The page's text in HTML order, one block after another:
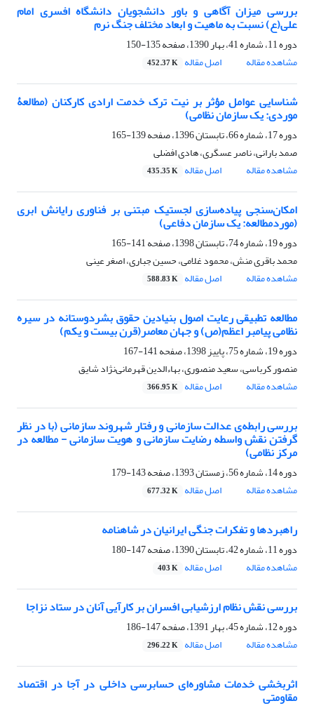
بررسی میزان آگاهی و باور دانشجویان دانشگاه افسری ‌امام
علی(ع) نسبت به ماهیت و ابعاد مختلف جنگ نرم
دوره 11، شماره 41، بهار 1390، صفحه
135-150
مشاهده مقاله
اصل مقاله 452.37 K
شناسایی عوامل مؤثر بر نیت ترک خدمت ارادی کارکنان (مطالعۀ
موردی: یک سازمان نظامی)
دوره 17، شماره 66، تابستان 1396، صفحه
139-165
صمد بارانی، ناصر عسگری، هادی افضلی
مشاهده مقاله
اصل مقاله 435.35 K
امکان‌سنجی پیاده‌سازی لجستیک مبتنی بر فناوری رایانش ابری
(موردمطالعه: یک سازمان دفاعی)
دوره 19، شماره 74، تابستان 1398، صفحه
141-165
محمد باقری منش، محمود غلامی، حسین جباری، اصغر عینی
مشاهده مقاله
اصل مقاله 588.83 K
مطالعه تطبیقی رعایت اصول بنیادین حقوق بشردوستانه در سیره
نظامی پیامبر اعظم(ص) و جهان معاصر(قرن بیست و یکم)
دوره 19، شماره 75، پاییز 1398، صفحه
141-167
منصور کرباسی، سعید منصوری، بهاءالدین قهرمانی‌نژاد شایق
مشاهده مقاله
اصل مقاله 366.95 K
بررسی رابطه‌ی عدالت سازمانی و رفتار شهروند سازمانی (با در نظر
گرفتن نقش واسطه رضایت سازمانی و هویت سازمانی - مطالعه در
مرکز نظامی)
دوره 14، شماره 56، زمستان 1393، صفحه
143-179
مشاهده مقاله
اصل مقاله 677.32 K
راهبردها و تفکرات جنگی ایرانیان در شاهنامه
دوره 11، شماره 42، تابستان 1390، صفحه
147-180
مشاهده مقاله
اصل مقاله 403 K
بررسی نقش نظام ارزشیابی افسران بر کارآیی آنان در ستاد نزاجا
دوره 12، شماره 45، بهار 1391، صفحه
147-186
مشاهده مقاله
اصل مقاله 296.22 K
اثربخشی خدمات مشاوره‌ای حسابرسی داخلی در آجا در اقتصاد
مقاومتی